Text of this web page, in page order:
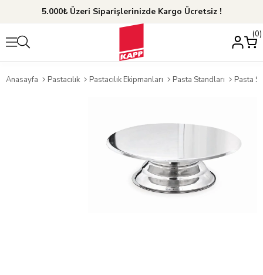
5.000₺ Üzeri Siparişlerinizde Kargo Ücretsiz !
0
Anasayfa Pastacılık Pastacılık Ekipmanları Pasta Standları Pasta